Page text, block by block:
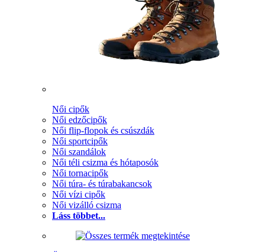
Női cipők
Női edzőcipők
Női flip-flopok és csúszdák
Női sportcipők
Női szandálok
Női téli csizma és hótaposók
Női tornacipők
Női túra- és túrabakancsok
Női vízi cipők
Női vizálló csizma
Láss többet...